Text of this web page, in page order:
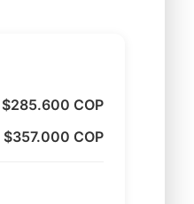
$285.600 COP
$357.000 COP